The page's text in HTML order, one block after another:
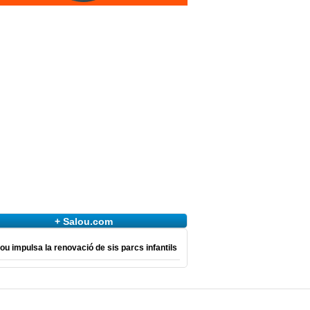
+ Salou.com
impulsa la renovació de sis parcs infantils